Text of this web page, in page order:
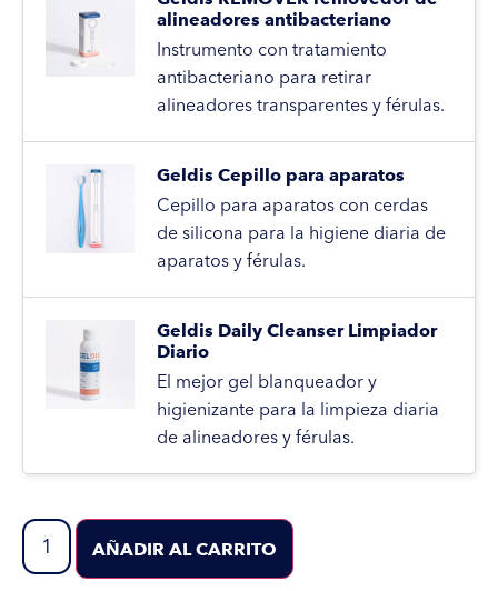
alineadores antibacteriano
Instrumento con tratamiento
antibacteriano para retirar
alineadores transparentes y férulas.
Geldis Cepillo para aparatos
Cepillo para aparatos con cerdas
de silicona para la higiene diaria de
aparatos y férulas.
Geldis Daily Cleanser Limpiador
Diario
El mejor gel blanqueador y
higienizante para la limpieza diaria
de alineadores y férulas.
AÑADIR AL CARRITO